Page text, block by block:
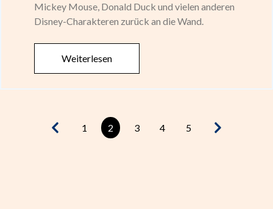
Mickey Mouse, Donald Duck und vielen anderen
Disney-Charakteren zurück an die Wand.
Weiterlesen
1 2 3 4 5